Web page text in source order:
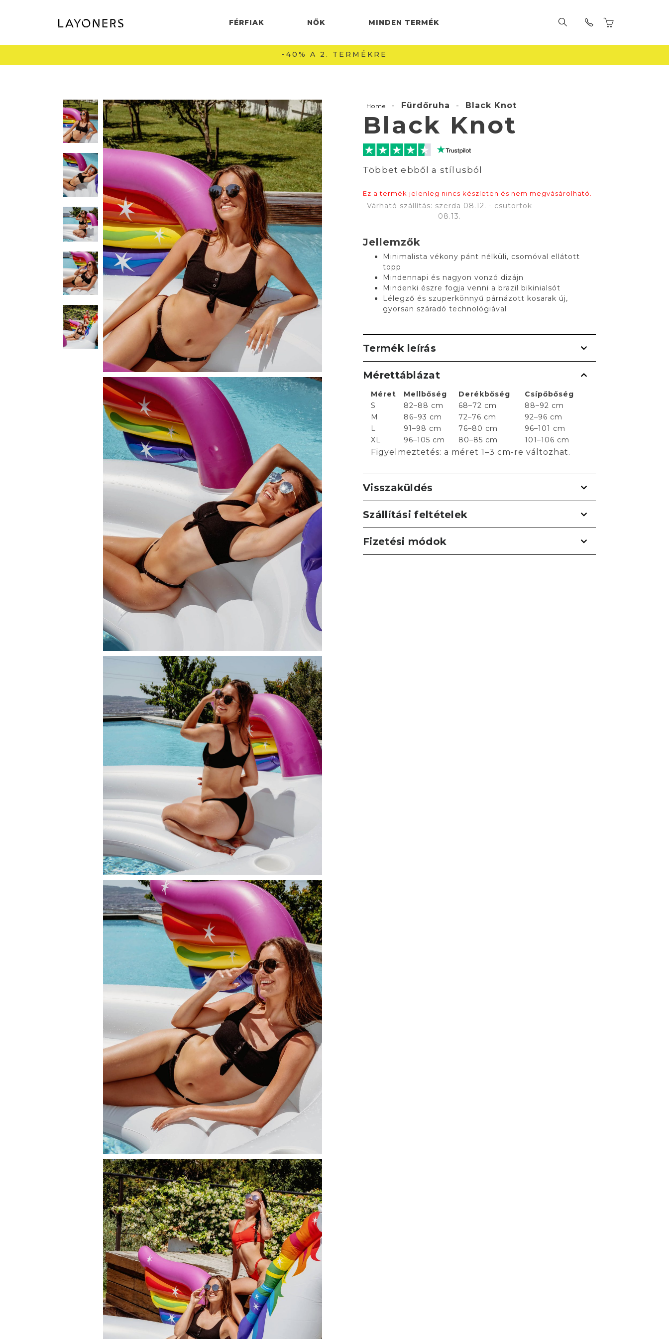
FÉRFIAK NŐK MINDEN TERMÉK
INGYENES SZÁLLÍTÁS 22990 FT FELETT 🚚
Home - Fürdőruha - Black Knot
Black Knot
Többet ebből a stílusból
Ez a termék jelenleg nincs készleten és nem megvásárolható.
Várható szállítás: szerda 08.12. - csütörtök
08.13.
Jellemzők
Minimalista vékony pánt nélküli, csomóval ellátott
topp
Mindennapi és nagyon vonzó dizájn
Mindenki észre fogja venni a brazil bikinialsót
Lélegző és szuperkönnyű párnázott kosarak új,
gyorsan száradó technológiával
Termék leírás
Mérettáblázat
Méret Mellbőség Derékbőség
Csípőbőség
S
82–88 cm 68–72 cm
88–92 cm
M
86–93 cm 72–76 cm
92–96 cm
L
91–98 cm 76–80 cm
96–101 cm
XL
96–105 cm 80–85 cm 101–106 cm
Figyelmeztetés: a méret 1–3 cm-re változhat.
Visszaküldés
Szállítási feltételek
Fizetési módok